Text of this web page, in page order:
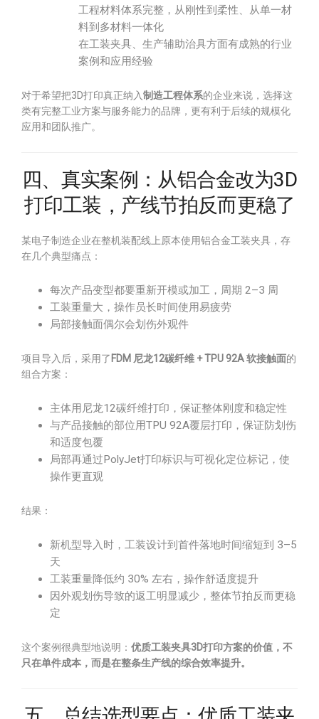
工程材料体系完整，从刚性到柔性、从单一材
料到多材料一体化
在工装夹具、生产辅助治具方面有成熟的行业
案例和应用经验
对于希望把3D打印真正纳入制造工程体系的企业来说，选择这
类有完整工业方案与服务能力的品牌，更有利于后续的规模化
应用和团队推广。
四、真实案例：从铝合金改为3D
打印工装，产线节拍反而更稳了
某电子制造企业在整机装配线上原本使用铝合金工装夹具，存
在几个典型痛点：
每次产品变型都要重新开模或加工，周期 2–3 周
工装重量大，操作员长时间使用易疲劳
局部接触面偶尔会划伤外观件
项目导入后，采用了 FDM 尼龙12碳纤维 + TPU 92A 软接触面的
组合方案：
主体用尼龙12碳纤维打印，保证整体刚度和稳定性
与产品接触的部位用TPU 92A覆层打印，保证防划伤
和适度包覆
局部再通过PolyJet打印标识与可视化定位标记，使
操作更直观
结果：
新机型导入时，工装设计到首件落地时间缩短到 3–5
天
工装重量降低约 30% 左右，操作舒适度提升
因外观划伤导致的返工明显减少，整体节拍反而更稳
定
这个案例很典型地说明： 优质工装夹具3D打印方案的价值，不
只在单件成本，而是在整条生产线的综合效率提升。